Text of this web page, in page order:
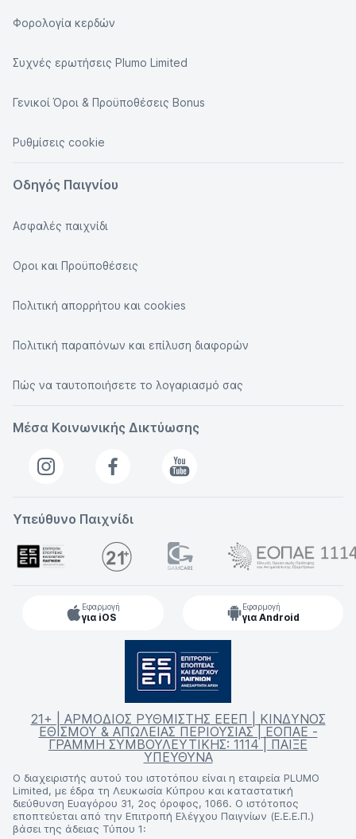
Φορολογία κερδών
Συχνές ερωτήσεις Plumo Limited
Γενικοί Όροι & Προϋποθέσεις Bonus
Ρυθμίσεις cookie
Οδηγός Παιγνίου
Ασφαλές παιχνίδι
Οροι και Προϋποθέσεις
Πολιτική απορρήτου και cookies
Πολιτική παραπόνων και επίλυση διαφορών
Πώς να ταυτοποιήσετε το λογαριασμό σας
Μέσα Κοινωνικής Δικτύωσης
Υπεύθυνο Παιχνίδι
Εφαρμογή
για iOS
Εφαρμογή
για Android
21+ | ΑΡΜΟΔΙΟΣ ΡΥΘΜΙΣΤΗΣ ΕΕΕΠ | ΚΙΝΔΥΝΟΣ
ΕΘΙΣΜΟΥ & ΑΠΩΛΕΙΑΣ ΠΕΡΙΟΥΣΙΑΣ | ΕΟΠΑΕ -
ΓΡΑΜΜΗ ΣΥΜΒΟΥΛΕΥΤΙΚΗΣ: 1114 | ΠΑΙΞΕ
ΥΠΕΥΘΥΝΑ
Ο διαχειριστής αυτού του ιστοτόπου είναι η εταιρεία PLUMO
Limited, με έδρα τη Λευκωσία Κύπρου και καταστατική
διεύθυνση Ευαγόρου 31, 2ος όροφος, 1066. Ο ιστότοπος
εποπτεύεται από την Επιτροπή Ελέγχου Παιγνίων (Ε.Ε.Ε.Π.)
βάσει της άδειας Τύπου 1: